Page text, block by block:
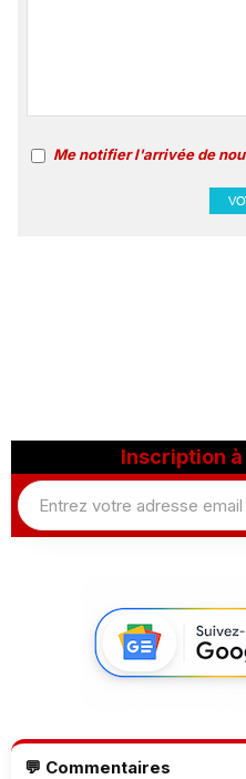
Me notifier l'arrivée de
Inscription
💬 Commentaires